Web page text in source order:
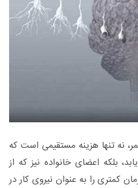
نه تنها هزینه مستقیمی است که
بلکه اعضای خانواده نیز که از
کمتری را به عنوان نیروی کار در